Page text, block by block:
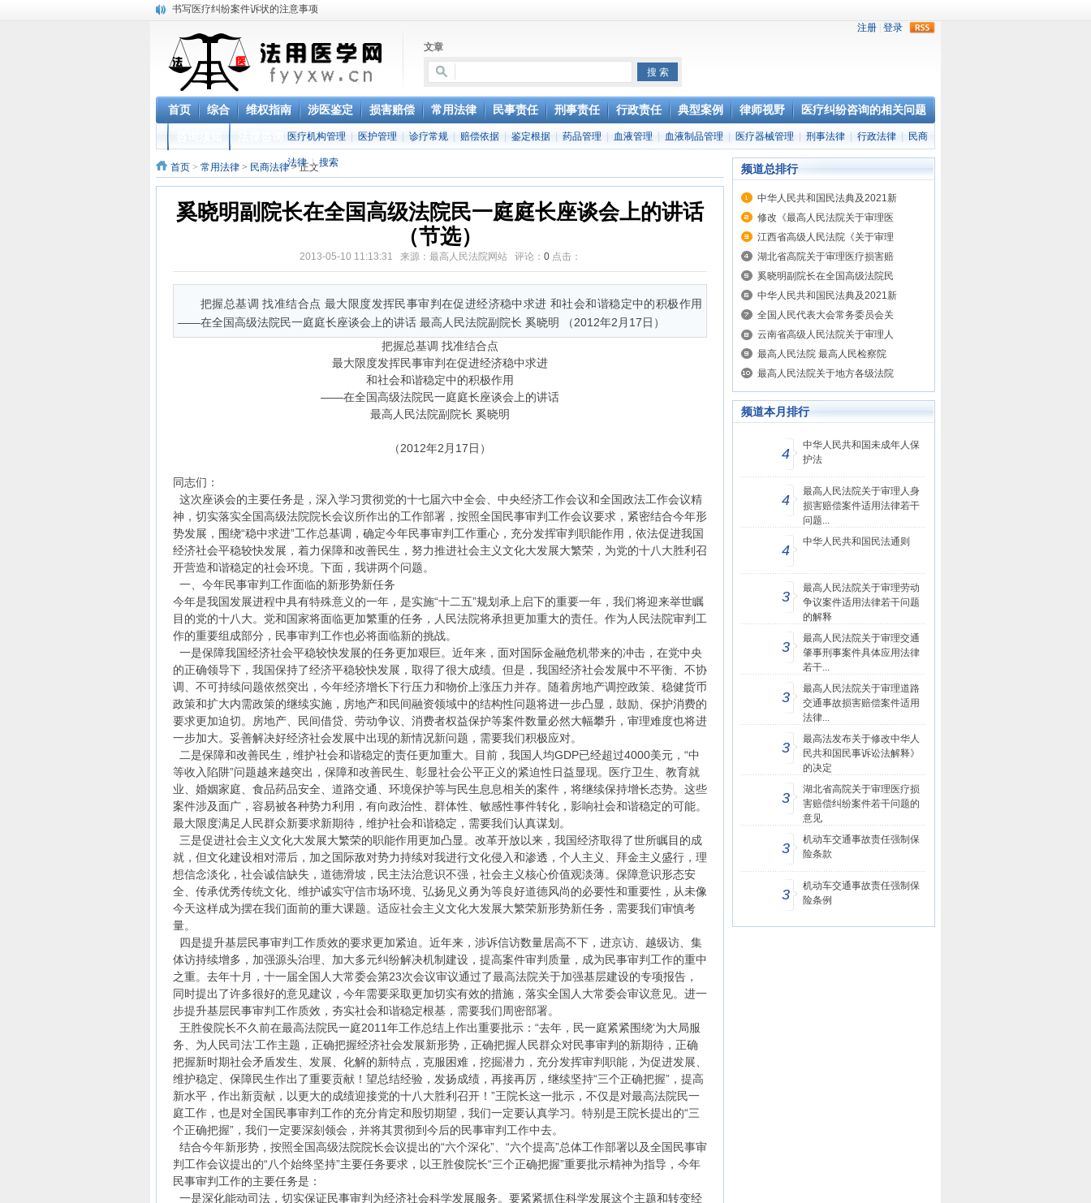
书写医疗纠纷案件诉状的注意事项
伤害案件中法用医学的难题研究
医疗纠纷案件中的难题研究
医疗纠纷案件可以选择依据什么法律主张民事权利
涉及医疗纠纷的刑事案件中的刑法规定
“未查先知”CT结果，病历被指造假
江西省高级人民法院《关于审理医疗损害赔偿纠纷案件若干问题的指导意见（试行）》
法用医学的现状
什么情况下适用赔礼道歉的民事责任方式
文章
首页 综合 维权指南 涉医鉴定 损害赔偿 常用法律 民事责任 刑事责任 行政责任 典型案例 律师视野 医疗纠纷咨询的相关问题
医疗机构管理 医护管理 诊疗常规 赔偿依据 鉴定根据 药品管理 血液管理 血液制品管理 医疗器械管理 刑事法律 行政法律 民商
法律 | 搜索
首页 > 常用法律 > 民商法律> 正文
奚晓明副院长在全国高级法院民一庭庭长座谈会上的讲话
（节选）
2013-05-10 11:13:31 来源：最高人民法院网站 评论： 0点击：
把握总基调 找准结合点 最大限度发挥民事审判在促进经济稳中求进 和社会和谐稳定中的积极作用
——在全国高级法院民一庭庭长座谈会上的讲话 最高人民法院副院长 奚晓明 （2012年2月17日）
把握总基调 找准结合点
最大限度发挥民事审判在促进经济稳中求进
和社会和谐稳定中的积极作用
——在全国高级法院民一庭庭长座谈会上的讲话
最高人民法院副院长 奚晓明
（2012年2月17日）
同志们：
这次座谈会的主要任务是，深入学习贯彻党的十七届六中全会、中央经济工作会议和全国政法工作会议精
神，切实落实全国高级法院院长会议所作出的工作部署，按照全国民事审判工作会议要求，紧密结合今年形
势发展，围绕“稳中求进”工作总基调，确定今年民事审判工作重心，充分发挥审判职能作用，依法促进我国
经济社会平稳较快发展，着力保障和改善民生，努力推进社会主义文化大发展大繁荣，为党的十八大胜利召
开营造和谐稳定的社会环境。下面，我讲两个问题。
一、今年民事审判工作面临的新形势新任务
今年是我国发展进程中具有特殊意义的一年，是实施“十二五”规划承上启下的重要一年，我们将迎来举世瞩
目的党的十八大。党和国家将面临更加繁重的任务，人民法院将承担更加重大的责任。作为人民法院审判工
作的重要组成部分，民事审判工作也必将面临新的挑战。
一是保障我国经济社会平稳较快发展的任务更加艰巨。近年来，面对国际金融危机带来的冲击，在党中央
的正确领导下，我国保持了经济平稳较快发展，取得了很大成绩。但是，我国经济社会发展中不平衡、不协
调、不可持续问题依然突出，今年经济增长下行压力和物价上涨压力并存。随着房地产调控政策、稳健货币
政策和扩大内需政策的继续实施，房地产和民间融资领域中的结构性问题将进一步凸显，鼓励、保护消费的
要求更加迫切。房地产、民间借贷、劳动争议、消费者权益保护等案件数量必然大幅攀升，审理难度也将进
一步加大。妥善解决好经济社会发展中出现的新情况新问题，需要我们积极应对。
二是保障和改善民生，维护社会和谐稳定的责任更加重大。目前，我国人均GDP已经超过4000美元，“中
等收入陷阱”问题越来越突出，保障和改善民生、彰显社会公平正义的紧迫性日益显现。医疗卫生、教育就
业、婚姻家庭、食品药品安全、道路交通、环境保护等与民生息息相关的案件，将继续保持增长态势。这些
案件涉及面广，容易被各种势力利用，有向政治性、群体性、敏感性事件转化，影响社会和谐稳定的可能。
最大限度满足人民群众新要求新期待，维护社会和谐稳定，需要我们认真谋划。
三是促进社会主义文化大发展大繁荣的职能作用更加凸显。改革开放以来，我国经济取得了世所瞩目的成
就，但文化建设相对滞后，加之国际敌对势力持续对我进行文化侵入和渗透，个人主义、拜金主义盛行，理
想信念淡化，社会诚信缺失，道德滑坡，民主法治意识不强，社会主义核心价值观淡薄。保障意识形态安
全、传承优秀传统文化、维护诚实守信市场环境、弘扬见义勇为等良好道德风尚的必要性和重要性，从未像
今天这样成为摆在我们面前的重大课题。适应社会主义文化大发展大繁荣新形势新任务，需要我们审慎考
量。
四是提升基层民事审判工作质效的要求更加紧迫。近年来，涉诉信访数量居高不下，进京访、越级访、集
体访持续增多，加强源头治理、加大多元纠纷解决机制建设，提高案件审判质量，成为民事审判工作的重中
之重。去年十月，十一届全国人大常委会第23次会议审议通过了最高法院关于加强基层建设的专项报告，
同时提出了许多很好的意见建议，今年需要采取更加切实有效的措施，落实全国人大常委会审议意见。进一
步提升基层民事审判工作质效，夯实社会和谐稳定根基，需要我们周密部署。
王胜俊院长不久前在最高法院民一庭2011年工作总结上作出重要批示：“去年，民一庭紧紧围绕‘为大局服
务、为人民司法’工作主题，正确把握经济社会发展新形势，正确把握人民群众对民事审判的新期待，正确
把握新时期社会矛盾发生、发展、化解的新特点，克服困难，挖掘潜力，充分发挥审判职能，为促进发展、
维护稳定、保障民生作出了重要贡献！望总结经验，发扬成绩，再接再厉，继续坚持“三个正确把握”，提高
新水平，作出新贡献，以更大的成绩迎接党的十八大胜利召开！”王院长这一批示，不仅是对最高法院民一
庭工作，也是对全国民事审判工作的充分肯定和殷切期望，我们一定要认真学习。特别是王院长提出的“三
个正确把握”，我们一定要深刻领会，并将其贯彻到今后的民事审判工作中去。
结合今年新形势，按照全国高级法院院长会议提出的“六个深化”、“六个提高”总体工作部署以及全国民事审
判工作会议提出的“八个始终坚持”主要任务要求，以王胜俊院长“三个正确把握”重要批示精神为指导，今年
民事审判工作的主要任务是：
一是深化能动司法，切实保证民事审判为经济社会科学发展服务。要紧紧抓住科学发展这个主题和转变经
频道总排行
中华人民共和国民法典及2021新
修改《最高人民法院关于审理医
江西省高级人民法院《关于审理
湖北省高院关于审理医疗损害赔
奚晓明副院长在全国高级法院民
中华人民共和国民法典及2021新
全国人民代表大会常务委员会关
云南省高级人民法院关于审理人
最高人民法院 最高人民检察院
最高人民法院关于地方各级法院
频道本月排行
4
中华人民共和国未成年人保
护法
4
最高人民法院关于审理人身
损害赔偿案件适用法律若干
问题...
4
中华人民共和国民法通则
3
最高人民法院关于审理劳动
争议案件适用法律若干问题
的解释
3
最高人民法院关于审理交通
肇事刑事案件具体应用法律
若干...
3
最高人民法院关于审理道路
交通事故损害赔偿案件适用
法律...
3
最高法发布关于修改中华人
民共和国民事诉讼法解释》
的决定
3
湖北省高院关于审理医疗损
害赔偿纠纷案件若干问题的
意见
3
机动车交通事故责任强制保
险条款
3
机动车交通事故责任强制保
险条例